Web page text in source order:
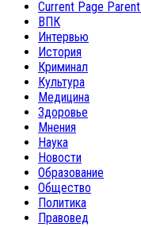
Current Page Parent
ВПК
Интервью
История
Криминал
Культура
Медицина
Здоровье
Мнения
Наука
Новости
Образование
Общество
Политика
Правовед